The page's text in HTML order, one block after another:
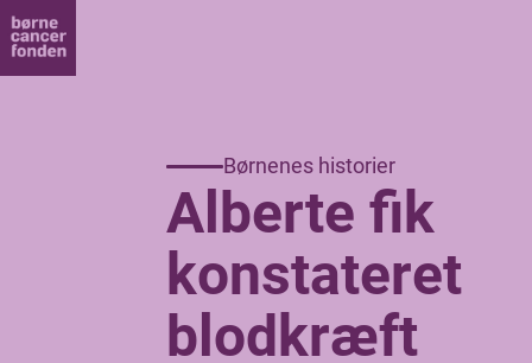
Børnenes historier
Alberte fik
konstateret
blodkræft